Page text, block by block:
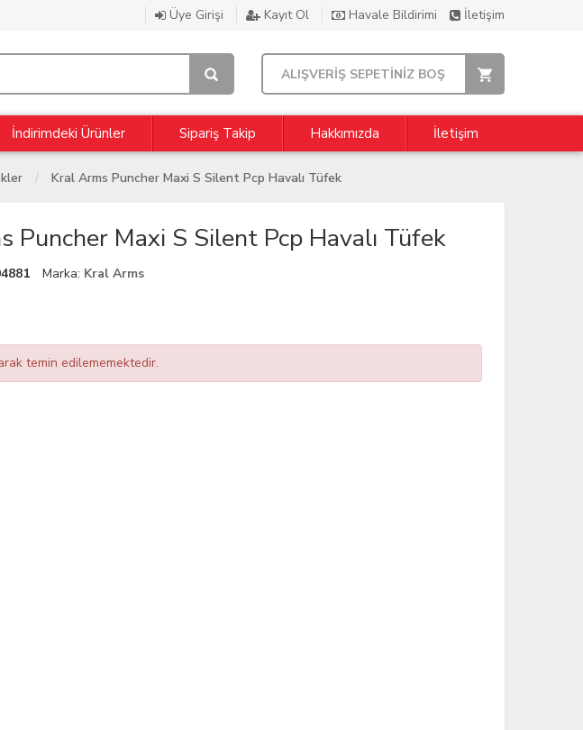
Üye Girişi Kayıt Ol Havale Bildirimi İletişim
ALIŞVERİŞ SEPETİNİZ BOŞ
İndirimdeki Ürünler Sipariş Takip Hakkımızda İletişim
Kral Arms Puncher Maxi S Silent Pcp Havalı Tüfek
Puncher Maxi S Silent Pcp Havalı Tüfek
Marka: Kral Arms
temin edilememektedir.